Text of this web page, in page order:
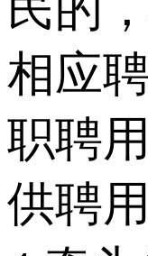
相应
职聘
供聘